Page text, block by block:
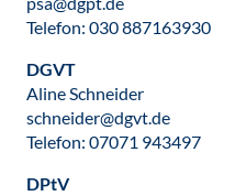
Telefon: 030 887163930
DGVT
Aline Schneider
schneider@dgvt.de
Telefon: 07071 943497
DPtV